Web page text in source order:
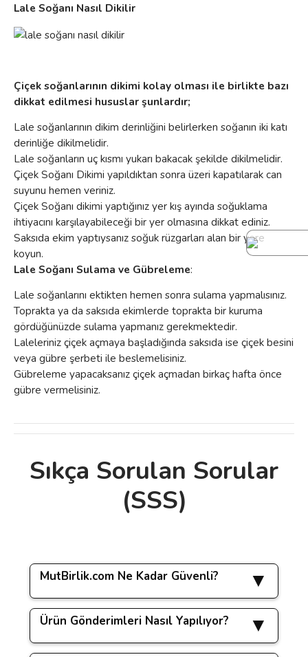
Lale Soğanı Nasıl Dikilir
Çiçek soğanlarının dikimi kolay olması ile birlikte bazı
dikkat edilmesi hususlar şunlardır;
Lale soğanlarının dikim derinliğini belirlerken soğanın iki katı
derinliğe dikilmelidir.
Lale soğanların uç kısmı yukarı bakacak şekilde dikilmelidir.
Çiçek Soğanı Dikimi yapıldıktan sonra üzeri kapatılarak can
suyunu hemen veriniz.
Çiçek Soğanı dikimi yaptığınız yer kış ayında soğuklama
ihtiyacını karşılayabileceği bir yer olmasına dikkat ediniz.
Saksıda ekim yaptıysanız soğuk rüzgarları alan bir yere
koyun.
Lale Soğanı Sulama ve Gübreleme:
Lale soğanlarını ektikten hemen sonra sulama yapmalısınız.
Toprakta ya da saksıda ekimlerde toprakta bir kuruma
gördüğünüzde sulama yapmanız gerekmektedir.
Laleleriniz çiçek açmaya başladığında saksıda ise çiçek besini
veya gübre şerbeti ile beslemelisiniz.
Gübreleme yapacaksanız çiçek açmadan birkaç hafta önce
gübre vermelisiniz.
Bu ürüne ilk yorumu siz yapın!
Yorum Yaz
Bu ürünün fiyat bilgisi, resim, ürün
açıklamalarında ve diğer konularda yetersiz
gördüğünüz noktaları öneri formunu
Ürün resmi kalitesiz, bozuk veya
görüntülenemiyor.
Ürün açıklamasında eksik bilgiler bulunuyor.
Sıkça Sorulan Sorular
(SSS)
MutBirlik.com Ne Kadar Güvenli?
www.mutbirlik.com sitemizde yapacağınız tüm
işlemler256 bit SSL güvenlik sertifikasıile
Ürün Gönderimleri Nasıl Yapılıyor?